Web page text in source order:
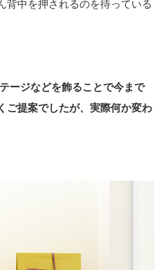
背中を押されるのを待っている
ジなどを飾ることで今まで
ご提案でしたが、実際何か変わ